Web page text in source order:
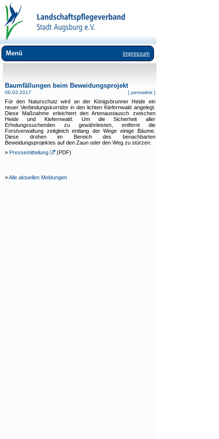
Impressum
Menü
Landschaftspflege
Umweltbildung
Lebensräume
Arten
Downloads
Baumfällungen beim Beweidungsprojekt
[ permalink]
06.03.2017
Für den Naturschutz wird an der Königsbrunner Heide ein
neuer Verbindungskorridor in den lichten Kiefernwald angelegt.
Diese Maßnahme erleichtert den Artenaustausch zwischen
Heide und Kiefernwald. Um die Sicherheit aller
Erholungssuchenden zu gewährleisten, entfernt die
Forstverwaltung zeitgleich entlang der Wege einige Bäume.
Diese drohen im Bereich des benachbarten
Beweidungsprojektes auf den Zaun oder den Weg zu stürzen.
» Pressemitteilung (PDF)
»Alle aktuellen Meldungen